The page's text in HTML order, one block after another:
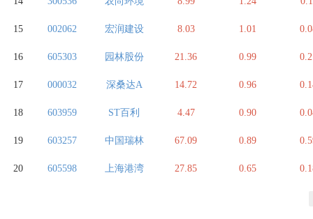
15 002062 宏润建设 8.03 1.01
16 605303 园林股份 21.36 0.99
17 000032 深桑达A 14.72 0.96
18 603959 ST百利 4.47 0.90
19 603257 中国瑞林 67.09 0.89
20 605598 上海港湾 27.85 0.65